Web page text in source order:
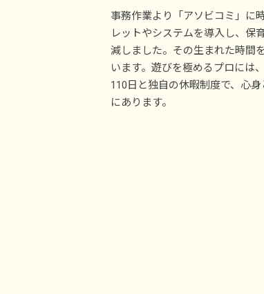
事務作業より「アソビコミ」に
レットやシステムを導入し、保
減しました。その生まれた時間
います。遊びを極めるプロには
110日と独自の休暇制度で、心
にあります。